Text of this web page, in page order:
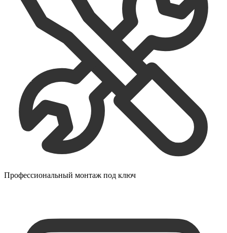
Профессиональный монтаж под ключ